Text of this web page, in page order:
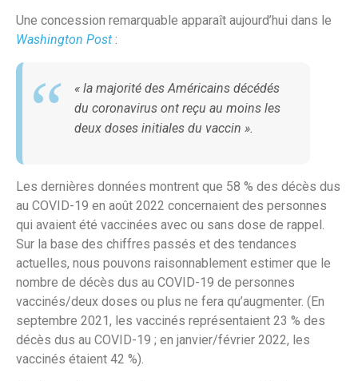
Une concession remarquable apparaît aujourd’hui dans le
Washington Post :
« la majorité des Américains décédés
du coronavirus ont reçu au moins les
deux doses initiales du vaccin ».
Les dernières données montrent que 58 % des décès dus
au COVID-19 en août 2022 concernaient des personnes
qui avaient été vaccinées avec ou sans dose de rappel.
Sur la base des chiffres passés et des tendances
actuelles, nous pouvons raisonnablement estimer que le
nombre de décès dus au COVID-19 de personnes
vaccinés/deux doses ou plus ne fera qu’augmenter. (En
septembre 2021, les vaccinés représentaient 23 % des
décès dus au COVID-19 ; en janvier/février 2022, les
vaccinés étaient 42 %).